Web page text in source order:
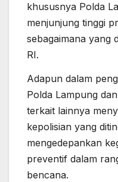
khususnya Polda
menjunjung tinggi
sebagaimana yang
RI.
Adapun dalam
Polda Lampung
terkait lainnya
kepolisian yang
mengedepankan
preventif dalam
bencana.